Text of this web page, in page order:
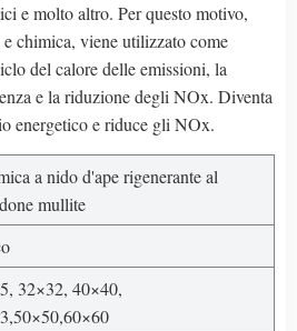
e molto altro. Per questo motivo,
chimica, viene utilizzato come
del calore delle emissioni, la
e la riduzione degli NOx. Diventa
energetico e riduce gli NOx.
a nido d'ape rigenerante al
mullite
32×32, 40×40,